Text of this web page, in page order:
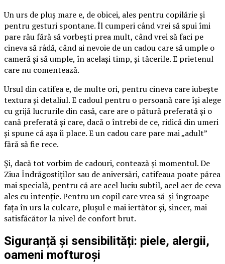
Un urs de pluș mare e, de obicei, ales pentru copilărie și
pentru gesturi spontane. Îl cumperi când vrei să spui îmi
pare rău fără să vorbești prea mult, când vrei să faci pe
cineva să râdă, când ai nevoie de un cadou care să umple o
cameră și să umple, în același timp, și tăcerile. E prietenul
care nu comentează.
Ursul din catifea e, de multe ori, pentru cineva care iubește
textura și detaliul. E cadoul pentru o persoană care își alege
cu grijă lucrurile din casă, care are o pătură preferată și o
cană preferată și care, dacă o întrebi de ce, ridică din umeri
și spune că așa îi place. E un cadou care pare mai „adult”
fără să fie rece.
Și, dacă tot vorbim de cadouri, contează și momentul. De
Ziua Îndrăgostiților sau de aniversări, catifeaua poate părea
mai specială, pentru că are acel luciu subtil, acel aer de ceva
ales cu intenție. Pentru un copil care vrea să-și îngroape
fața în urs la culcare, plușul e mai iertător și, sincer, mai
satisfăcător la nivel de confort brut.
Siguranță și sensibilități: piele, alergii,
oameni mofturoși